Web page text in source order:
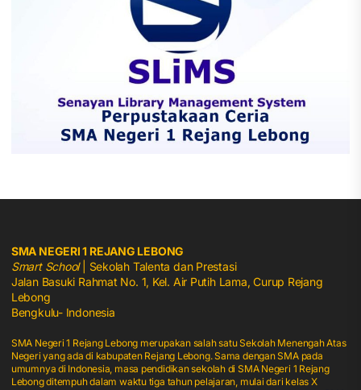
SMA NEGERI 1 REJANG LEBONG
Smart School| Sekolah Talenta dan Prestasi
Jalan Basuki Rahmat No. 1, Kel. Air Putih Lama, Curup Rejang
Lebong
Bengkulu- Indonesia
SMA Negeri 1 Rejang Lebong merupakan salah satu Sekolah Menengah Atas
Negeri yang ada di kabupaten Rejang Lebong. Sama dengan SMA pada
umumnya di Indonesia, masa pendidikan sekolah di SMA Negeri 1 Rejang
Lebong ditempuh dalam waktu tiga tahun pelajaran, mulai dari kelas X